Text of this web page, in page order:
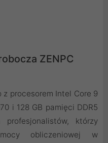
ZENPC
procesorem Intel Core 9
i 128 GB pamięci DDR5
którzy
obliczeniowej w